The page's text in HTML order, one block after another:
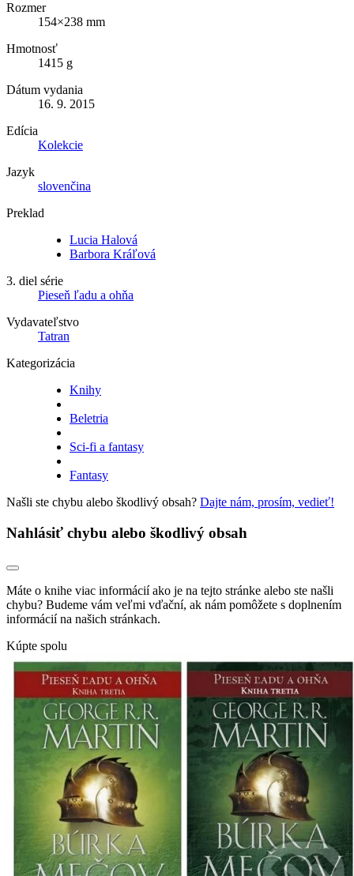
Rozmer
154×238 mm
Hmotnosť
1415 g
Dátum vydania
16. 9. 2015
Edícia
Kolekcie
Jazyk
slovenčina
Preklad
Lucia Halová
Barbora Kráľová
3. diel série
Pieseň ľadu a ohňa
Vydavateľstvo
Tatran
Kategorizácia
Knihy
Beletria
Sci-fi a fantasy
Fantasy
Našli ste chybu alebo škodlivý obsah? Dajte nám, prosím, vedieť!
Nahlásiť chybu alebo škodlivý obsah
Máte o knihe viac informácií ako je na tejto stránke alebo ste našli
chybu? Budeme vám veľmi vďační, ak nám pomôžete s doplnením
informácií na našich stránkach.
Kúpte spolu